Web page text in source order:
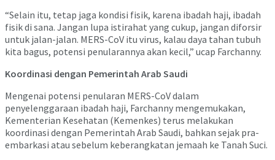
“Selain itu, tetap jaga kondisi fisik, karena ibadah haji, ibadah
fisik di sana. Jangan lupa istirahat yang cukup, jangan diforsir
untuk jalan-jalan. MERS-CoV itu virus, kalau daya tahan tubuh
kita bagus, potensi penularannya akan kecil,” ucap Farchanny.
Koordinasi dengan Pemerintah Arab Saudi
Mengenai potensi penularan MERS-CoV dalam
penyelenggaraan ibadah haji, Farchanny mengemukakan,
Kementerian Kesehatan (Kemenkes) terus melakukan
koordinasi dengan Pemerintah Arab Saudi, bahkan sejak pra-
embarkasi atau sebelum keberangkatan jemaah ke Tanah Suci.